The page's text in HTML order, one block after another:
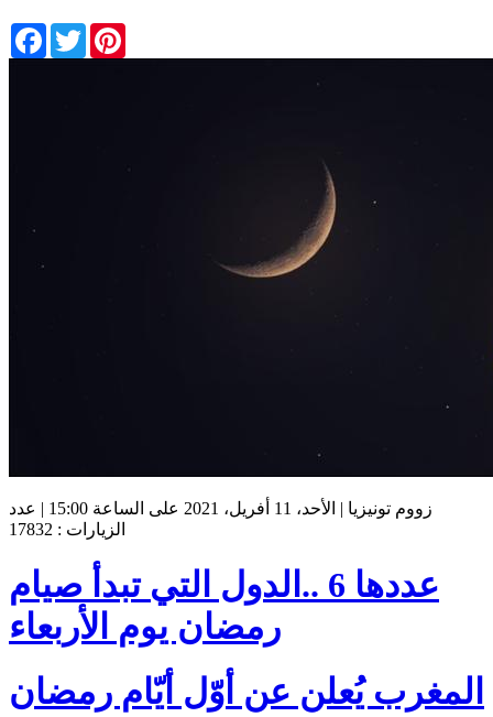
Facebook
Twitter
زووم تونيزيا | الأحد، 11 أفريل، 2021 على الساعة 15:00 | عدد
الزيارات : 17832
عددها 6 ..الدول التي تبدأ صيام
رمضان يوم الأربعاء
المغرب يُعلن عن أوّل أيّام رمضان